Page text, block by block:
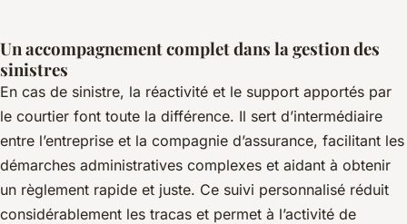
Un accompagnement complet dans la gestion des
sinistres
En cas de sinistre, la réactivité et le support apportés par
le courtier font toute la différence. Il sert d’intermédiaire
entre l’entreprise et la compagnie d’assurance, facilitant les
démarches administratives complexes et aidant à obtenir
un règlement rapide et juste. Ce suivi personnalisé réduit
considérablement les tracas et permet à l’activité de